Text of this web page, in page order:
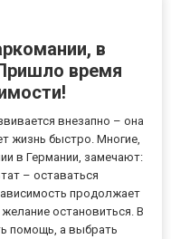
в
время
внезапно – она
жизнь быстро. Многие,
в Германии, замечают:
– оставаться
продолжает
остановиться. В
помощь, а выбрать